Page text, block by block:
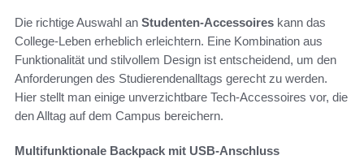
Die richtige Auswahl an Studenten-Accessoires kann das
College-Leben erheblich erleichtern. Eine Kombination aus
Funktionalität und stilvollem Design ist entscheidend, um den
Anforderungen des Studierendenalltags gerecht zu werden.
Hier stellt man einige unverzichtbare Tech-Accessoires vor, die
den Alltag auf dem Campus bereichern.
Multifunktionale Backpack mit USB-Anschluss